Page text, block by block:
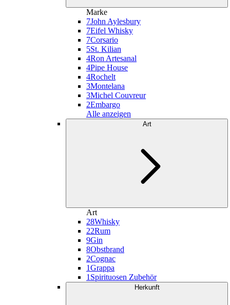
Marke
7John Aylesbury
7Eifel Whisky
7Corsario
5St. Kilian
4Ron Artesanal
4Pipe House
4Rochelt
3Montelana
3Michel Couvreur
2Embargo
Alle anzeigen
Art
Art
28Whisky
22Rum
9Gin
8Obstbrand
2Cognac
1Grappa
1 Spirituosen Zubehör
Herkunft